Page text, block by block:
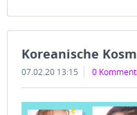
Koreanische
07.02.20 13:15 0